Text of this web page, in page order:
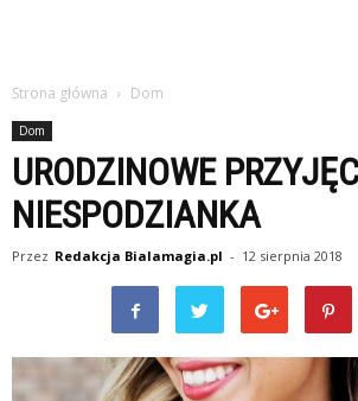
Strona główna Dom
Dom
URODZINOWE
NIESPODZIANKA
Przez Redakcja Bialamagia.pl - 12 sierpnia 2018